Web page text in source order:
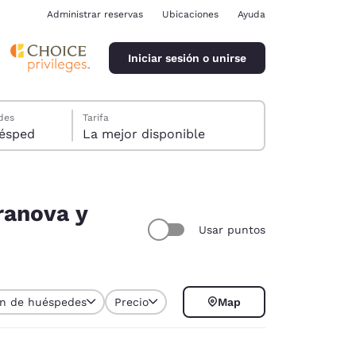
Administrar reservas Ubicaciones Ayuda
Iniciar sesión o unirse
1 huésped
Tarifa
La mejor disponible
y
Usar puntos
de huéspedes Precio Map